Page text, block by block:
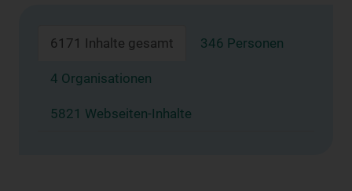
6171 Inhalte gesamt 346 Personen
4 Organisationen
5821 Webseiten-Inhalte